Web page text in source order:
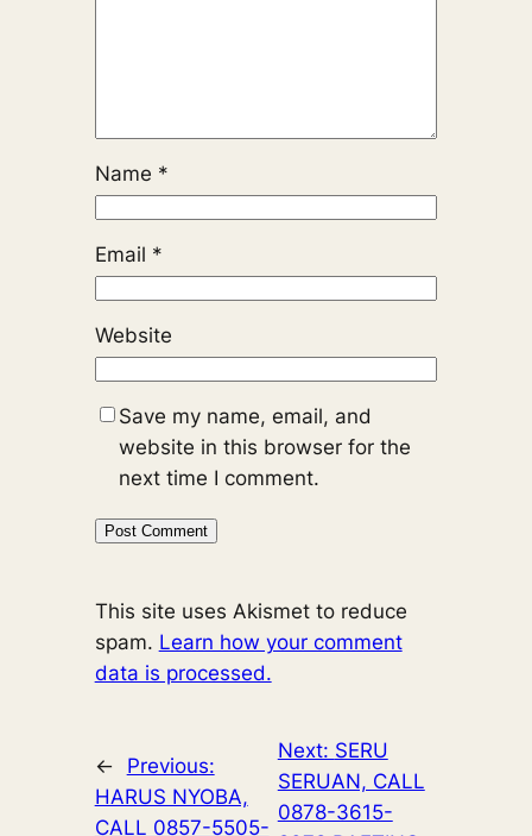
Name *
Email *
Website
Save my name, email, and
website in this browser for the
next time I comment.
This site uses Akismet to reduce
spam. Learn how your comment
data is processed.
←
Previous:
HARUS NYOBA,
CALL 0857-5505-
Next: SERU
SERUAN, CALL
0878-3615-